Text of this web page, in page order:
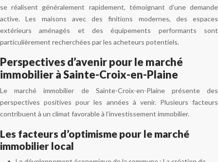
se réalisent généralement rapidement, témoignant d’une demande
active. Les maisons avec des finitions modernes, des espaces
extérieurs aménagés et des équipements performants sont
particulièrement recherchées par les acheteurs potentiels.
Perspectives d’avenir pour le marché
immobilier à Sainte-Croix-en-Plaine
Le marché immobilier de Sainte-Croix-en-Plaine présente des
perspectives positives pour les années à venir. Plusieurs facteurs
contribuent à un climat favorable à l’investissement immobilier.
Les facteurs d’optimisme pour le marché
immobilier local